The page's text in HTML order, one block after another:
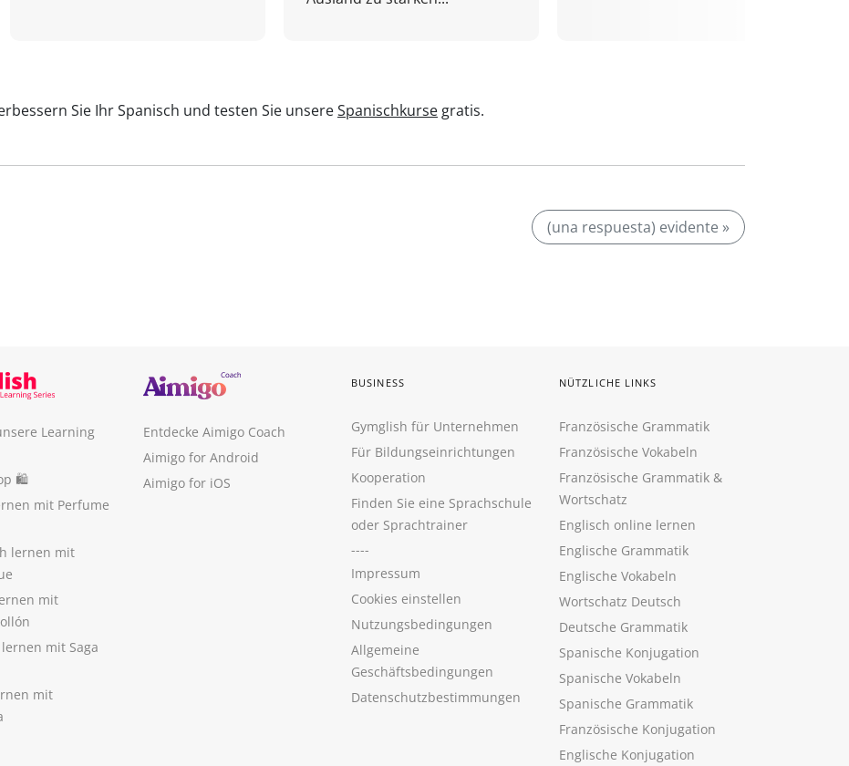
Sie Ihr Spanisch und testen Sie unsereSpanischkurse gratis.
(una respuesta) evidente »
Learning
🛍
mit Perfume
lernen mit
mit
mit Saga
mit
Entdecke Aimigo Coach
Aimigo for Android
Aimigo for iOS
BUSINESS
Gymglish für Unternehmen
Für Bildungseinrichtungen
Kooperation
Finden Sie eine Sprachschule
oder Sprachtrainer
----
Impressum
Cookies einstellen
Nutzungsbedingungen
Allgemeine
Geschäftsbedingungen
Datenschutzbestimmungen
NÜTZLICHE LINKS
Französische Grammatik
Französische Vokabeln
Französische Grammatik &
Wortschatz
Englisch online lernen
Englische Grammatik
Englische Vokabeln
Wortschatz Deutsch
Deutsche Grammatik
Spanische Konjugation
Spanische Vokabeln
Spanische Grammatik
Französische Konjugation
Englische Konjugation